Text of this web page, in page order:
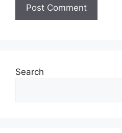
Search